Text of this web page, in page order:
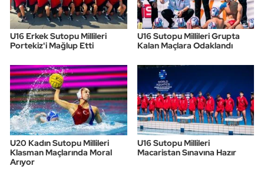
U16 Erkek Sutopu Millileri
Portekiz'i Mağlup Etti
U16 Sutopu Millileri Grupta
Kalan Maçlara Odaklandı
U20 Kadın Sutopu Millileri
Klasman Maçlarında Moral
Arıyor
U16 Sutopu Millileri
Macaristan Sınavına Hazır